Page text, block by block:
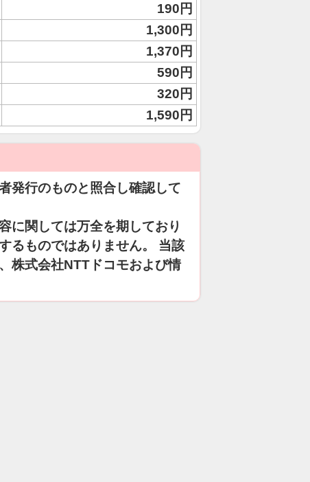
190円
1,300円
1,370円
590円
320円
1,590円
発行のものと照合し確認して
に関しては万全を期しており
るものではありません。 当該
株式会社NTTドコモおよび情